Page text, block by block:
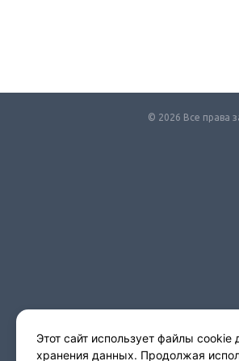
© 2026 Все права
Этот сайт использует файлы cookie
хранения данных. Продолжая